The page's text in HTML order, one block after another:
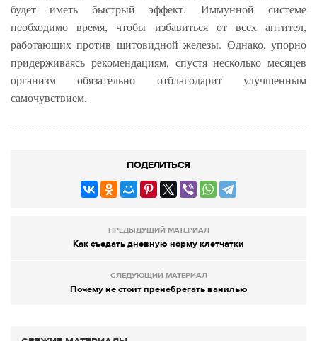
будет иметь быстрый эффект. Иммунной системе
необходимо время, чтобы избавиться от всех антител,
работающих против щитовидной железы. Однако, упорно
придерживаясь рекомендациям, спустя несколько месяцев
организм обязательно отблагодарит улучшенным
самочувствием.
ПОДЕЛИТЬСЯ
ПРЕДЫДУЩИЙ МАТЕРИАЛ
Как съедать дневную норму клетчатки
СЛЕДУЮЩИЙ МАТЕРИАЛ
Почему не стоит пренебрегать ванилью